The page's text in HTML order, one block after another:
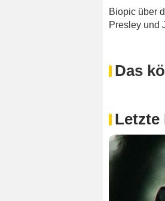
Biopic über
Presley und
Das
Letzte